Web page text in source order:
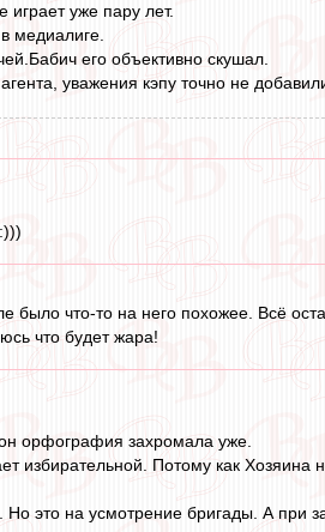
уже пару лет.
медиалиге.
его объективно скушал.
уважения кэпу точно не
что-то на него похожее. Всё
что будет жара!
орфография захромала уже.
избирательной. Потому как Хозяина
это на усмотрение бригады. А при